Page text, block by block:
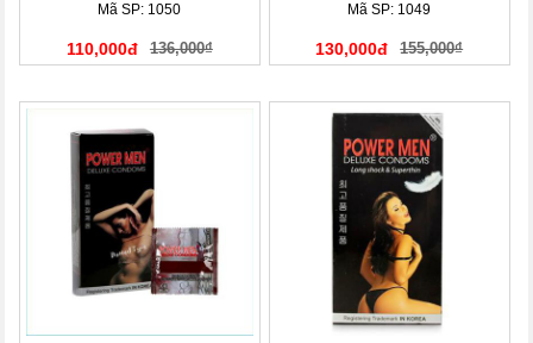
Mã SP: 1050
110,000đ 136,000₫
Mã SP: 1049
130,000đ 155,000₫